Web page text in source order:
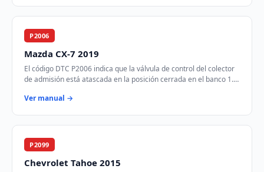
P2006
Mazda CX-7 2019
El código DTC P2006 indica que la válvula de control del colector
de admisión está atascada en la posición cerrada en el banco 1.
Ver manual →
P2099
Chevrolet Tahoe 2015